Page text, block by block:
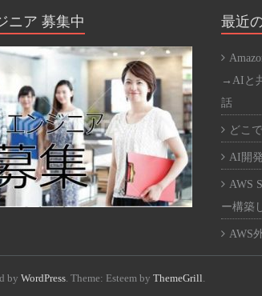
WEB
アプリ
オス
カバ
パー
ハー
ニア 募集中 最近
→AIと
話
どこ
AI開
AWS
ー構築
AWS
ントす
by WordPress. Theme: Esteem by ThemeGrill.